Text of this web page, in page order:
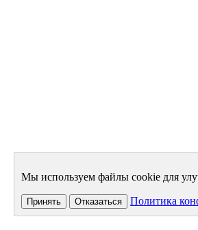
Мы используем файлы cookie для
Принять Отказаться Политика